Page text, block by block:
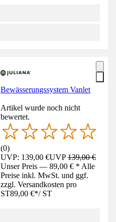
Bewässerungssystem Vanlet
Artikel wurde noch nicht
bewertet.
(0)
UVP: 139,00 €UVP139,00 €
Unser Preis — 89,00 € * Alle
Preise inkl. MwSt. und ggf.
zzgl. Versandkosten pro
ST89,00 €*/ ST